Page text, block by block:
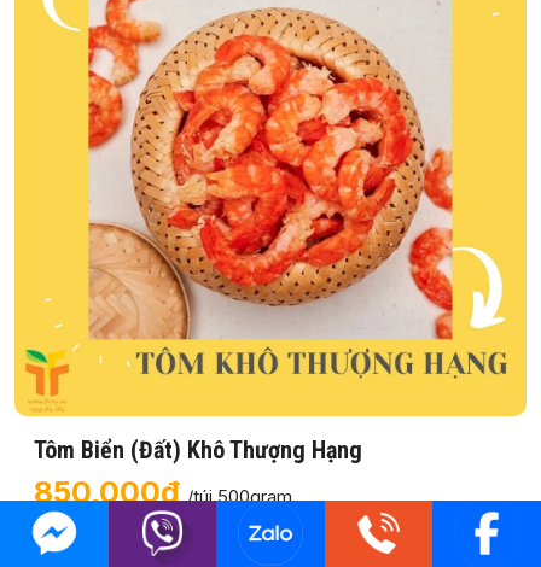
Tôm Biển (Đất) Khô Thượng Hạng
850,000₫/túi 500gram